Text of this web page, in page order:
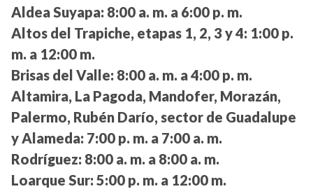
Aldea Suyapa: 8:00 a. m. a 6:00 p. m.
Altos del Trapiche, etapas 1, 2, 3 y 4: 1:00 p.
m. a 12:00 m.
Brisas del Valle: 8:00 a. m. a 4:00 p. m.
Altamira, La Pagoda, Mandofer, Morazán,
Palermo, Rubén Darío, sector de Guadalupe
y Alameda: 7:00 p. m. a 7:00 a. m.
Rodríguez: 8:00 a. m. a 8:00 a. m.
Loarque Sur: 5:00 p. m. a 12:00 m.